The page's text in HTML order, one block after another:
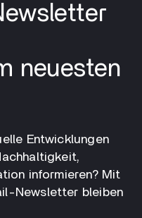
neuesten
Entwicklungen
informieren? Mit
Newsletter bleiben